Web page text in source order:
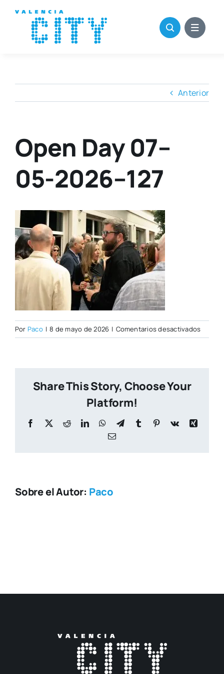
contenido
Anterior
Open Day 07–
05-2026–127
Por Paco | 8 de mayo de 2026 | Comentarios desactivadosen
Open
Share This Story, Choose Your
Platform!
Facebook
X RedditLinkedInWhatsApp
TelegramTumblr Pinterest
Vk
Xing
Correo
Sobre el Autor: Paco